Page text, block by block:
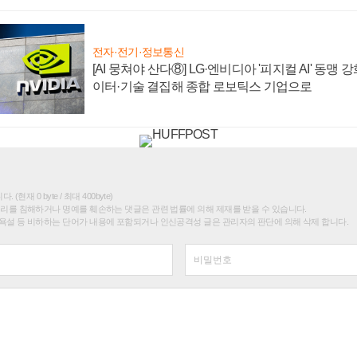
전자·전기·정보통신
[AI 뭉쳐야 산다⑧] LG·엔비디아 '피지컬 AI' 동맹 강
이터·기술 결집해 종합 로보틱스 기업으로
. (현재 0 byte / 최대 400byte)
를 침해하거나 명예를 훼손하는 댓글은 관련 법률에 의해 제재를 받을 수 있습니다.
설 등 비하하는 단어가 내용에 포함되거나 인신공격성 글은 관리자의 판단에 의해 삭제 합니다.